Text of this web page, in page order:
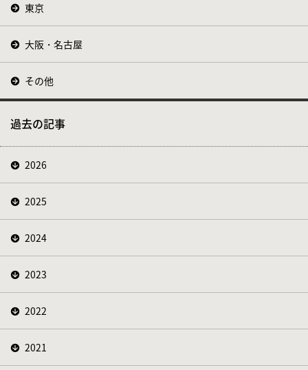
東京
大阪・名古屋
その他
過去の記事
2026
2025
2024
2023
2022
2021